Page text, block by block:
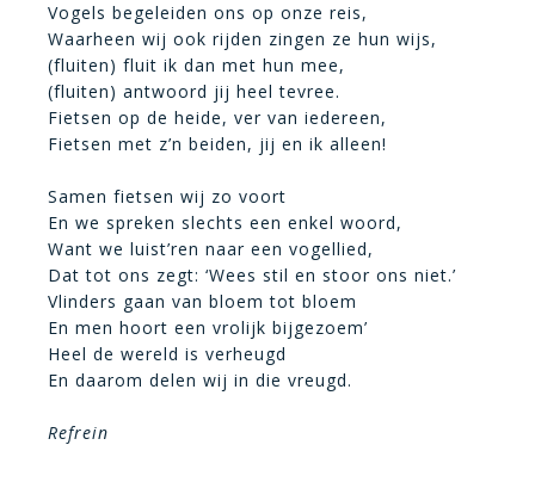
Vogels begeleiden ons op onze reis,
Waarheen wij ook rijden zingen ze hun wijs,
(fluiten) fluit ik dan met hun mee,
(fluiten) antwoord jij heel tevree.
Fietsen op de heide, ver van iedereen,
Fietsen met z’n beiden, jij en ik alleen!
Samen fietsen wij zo voort
En we spreken slechts een enkel woord,
Want we luist’ren naar een vogellied,
Dat tot ons zegt: ‘Wees stil en stoor ons niet.’
Vlinders gaan van bloem tot bloem
En men hoort een vrolijk bijgezoem’
Heel de wereld is verheugd
En daarom delen wij in die vreugd.
Refrein